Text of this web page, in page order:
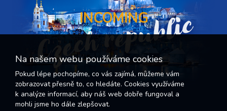
INCOMING
Czech republic
Na našem webu používáme cookies
Pokud lépe pochopíme, co vás zajímá, můžeme vám
zobrazovat přesně to, co hledáte. Cookies využíváme
k analýze informací, aby náš web dobře fungoval a
mohli jsme ho dále zlepšovat.